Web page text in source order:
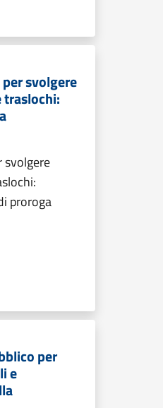
svolgere
svolgere
proroga
per
e